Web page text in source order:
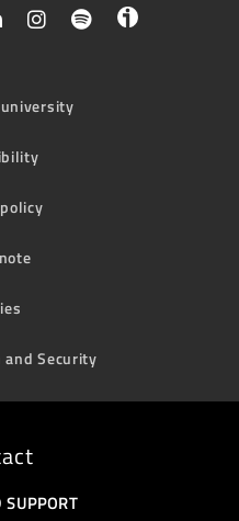
and Security
SUPPORT